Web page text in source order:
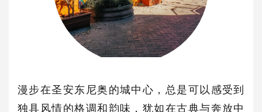
漫步在圣安东尼奥的城中心，总是可以感受到
独具风情的格调和韵味，犹如在古典与奔放中